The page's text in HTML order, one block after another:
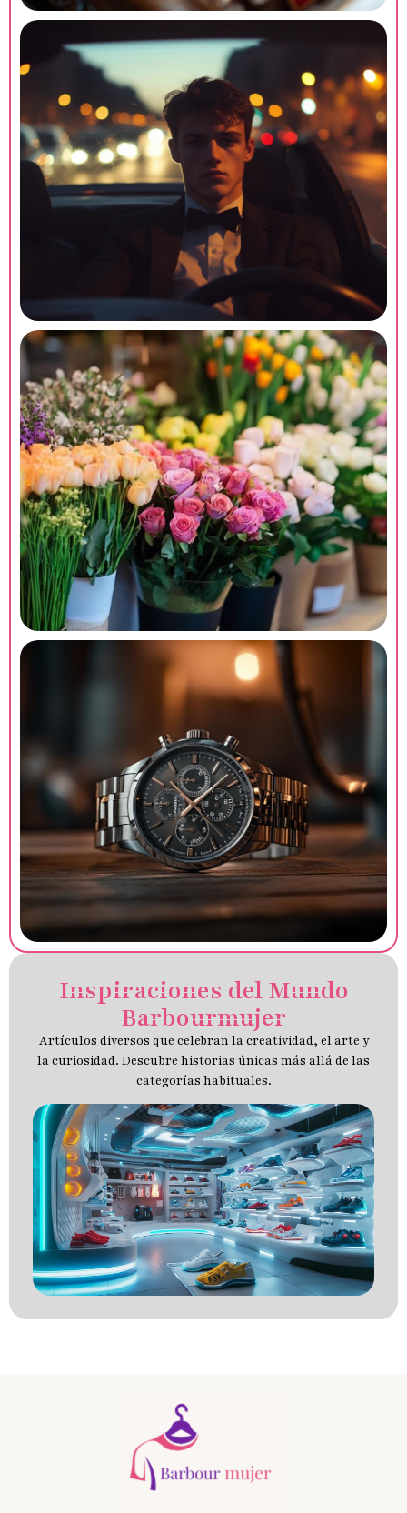
Inspiraciones del Mundo
Barbourmujer
Artículos diversos que celebran la creatividad, el arte y
la curiosidad. Descubre historias únicas más allá de las
categorías habituales.